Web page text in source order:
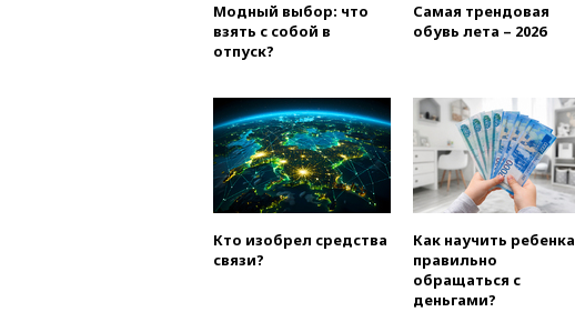
Модный выбор: что
взять с собой в
отпуск?
Самая трендовая
обувь лета – 2026
Кто изобрел средства
связи?
Как научить ребенка
правильно
обращаться с
деньгами?